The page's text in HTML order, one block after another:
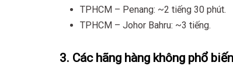
TPHCM – Penang: ~2 tiếng 30 phút.
TPHCM – Johor Bahru: ~3 tiếng.
3. Các hãng hàng không phổ biến